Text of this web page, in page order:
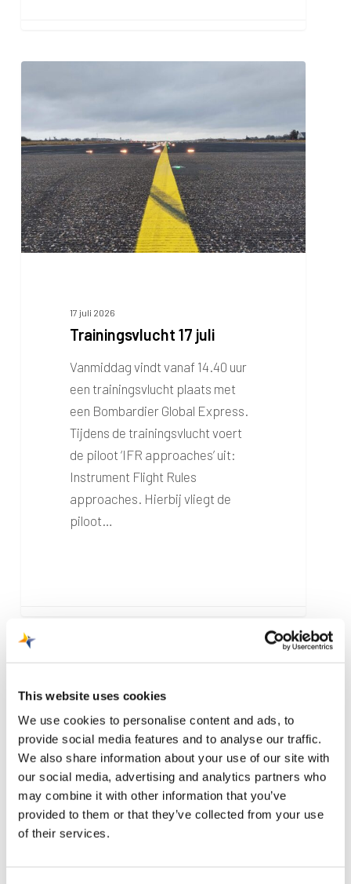
This website uses cookies
We use cookies to personalise content and ads, to
provide social media features and to analyse our traffic.
We also share information about your use of our site with
our social media, advertising and analytics partners who
may combine it with other information that you’ve
provided to them or that they’ve collected from your use
of their services.
17 juli 2026
Trainingsvlucht 17 juli
Vanmiddag vindt vanaf 14.40 uur
een trainingsvlucht plaats met
een Bombardier Global Express.
Tijdens de trainingsvlucht voert
de piloot ‘IFR approaches’ uit:
Instrument Flight Rules
approaches. Hierbij vliegt de
piloot…